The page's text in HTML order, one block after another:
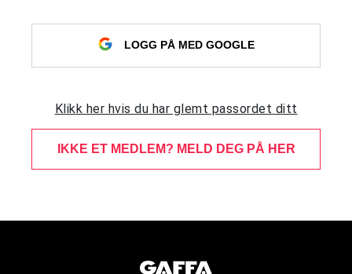
LOGG PÅ MED GOOGLE
Klikk her hvis du har glemt passordet ditt
IKKE ET MEDLEM? MELD DEG PÅ HER